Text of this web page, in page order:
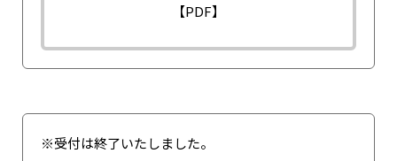
【PDF】
※受付は終了いたしました。